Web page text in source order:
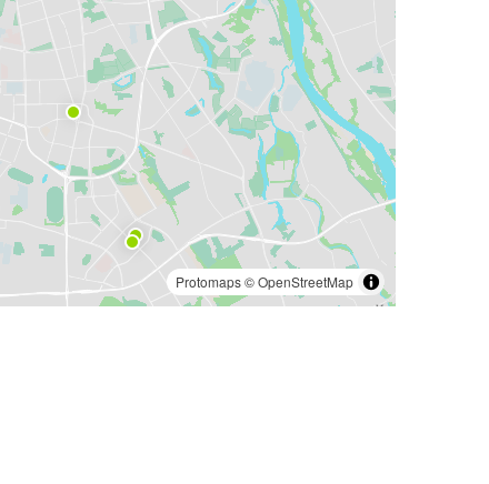
Protomaps©OpenStreetMap